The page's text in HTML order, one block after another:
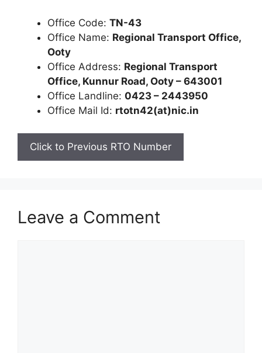
Office Code: TN-43
Office Name: Regional Transport Office,
Ooty
Office Address: Regional Transport
Office, Kunnur Road, Ooty – 643001
Office Landline: 0423 – 2443950
Office Mail Id: rtotn42(at)nic.in
Click to Previous RTO Number
Leave a Comment